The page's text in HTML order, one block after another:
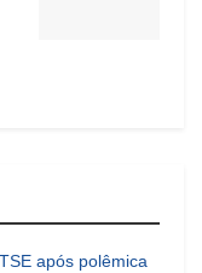
após polêmica